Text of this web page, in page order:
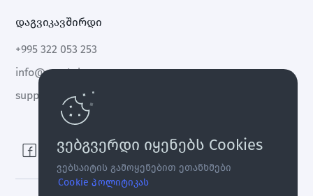
დაგვიკავშირდი
+995 322 053 253
info@cryptal.com
support@cryptal.com
ვებგვერდი იყენებს Cookies
ვებსაიტის გამოყენებით ეთანხმები
Cookie პოლიტიკას